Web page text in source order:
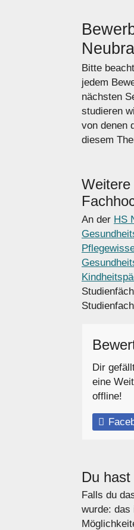
Bitte
jedem
nächsten
studieren
von denen
diesem
An der HS
Dir
eine
offline!
Du
Falls du
wurde: das